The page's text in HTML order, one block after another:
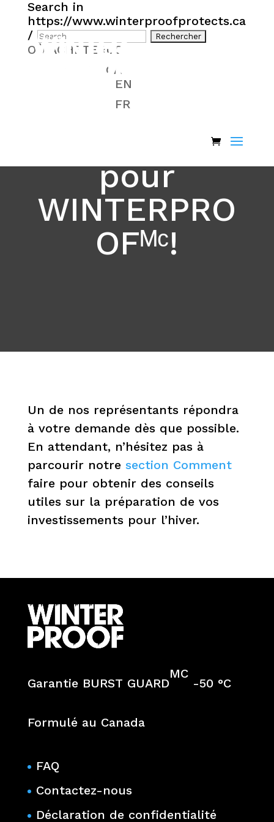
Search in
https://www.winterproofprotects.ca
/
OÙ ACHETERUS
CA
EN
FR
Merci de
votre intérêt
pour
WINTERPRO
OFᴹᶜ!
Un de nos représentants répondra
à votre demande dès que possible.
En attendant, n’hésitez pas à
parcourir notre section Comment
faire pour obtenir des conseils
utiles sur la préparation de vos
investissements pour l’hiver.
Garantie BURST GUARD
MC
-50 °C
Formulé au Canada
FAQ
Contactez-nous
Déclaration de confidentialité